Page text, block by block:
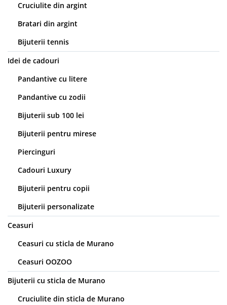
Cruciulite din argint
Bratari din argint
Bijuterii tennis
Idei de cadouri
Pandantive cu litere
Pandantive cu zodii
Bijuterii sub 100 lei
Bijuterii pentru mirese
Piercinguri
Cadouri Luxury
Bijuterii pentru copii
Bijuterii personalizate
Ceasuri
Ceasuri cu sticla de Murano
Ceasuri OOZOO
Bijuterii cu sticla de Murano
Cruciulite din sticla de Murano